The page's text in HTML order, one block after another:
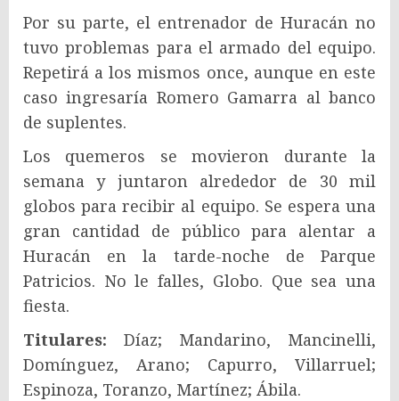
Por su parte, el entrenador de Huracán no
tuvo problemas para el armado del equipo.
Repetirá a los mismos once, aunque en este
caso ingresaría Romero Gamarra al banco
de suplentes.
Los quemeros se movieron durante la
semana y juntaron alrededor de 30 mil
globos para recibir al equipo. Se espera una
gran cantidad de público para alentar a
Huracán en la tarde-noche de Parque
Patricios. No le falles, Globo. Que sea una
fiesta.
Titulares: Díaz; Mandarino, Mancinelli,
Domínguez, Arano; Capurro, Villarruel;
Espinoza, Toranzo, Martínez; Ábila.